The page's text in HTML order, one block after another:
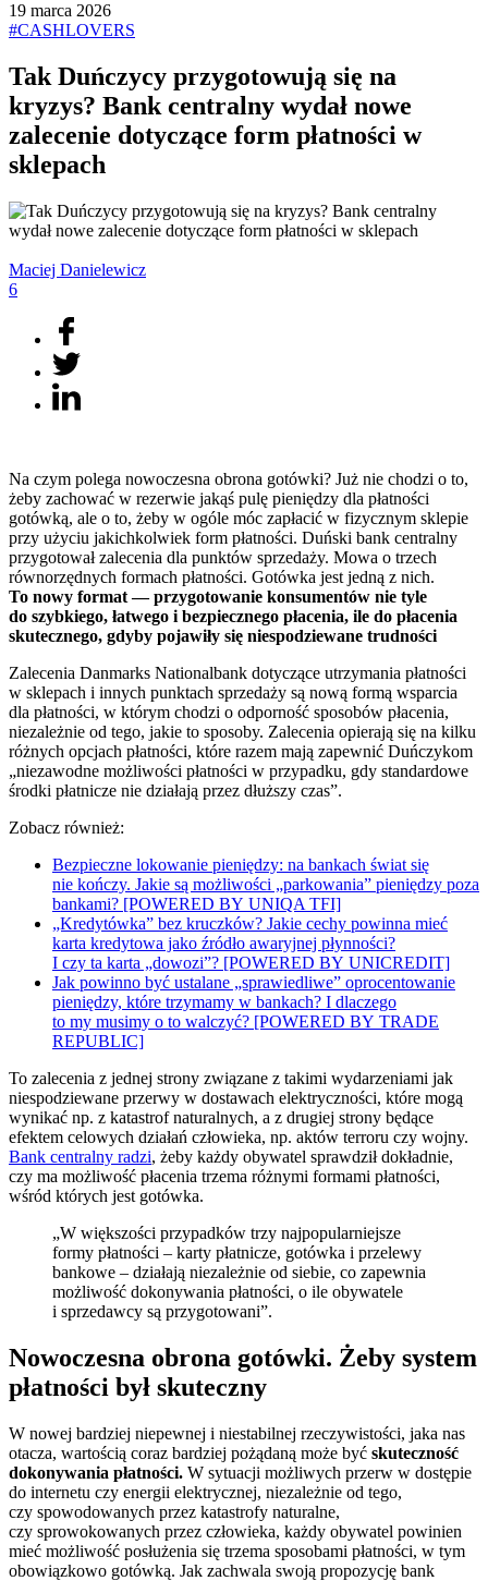
19 marca 2026
#CASHLOVERS
Tak Duńczycy przygotowują się na
kryzys? Bank centralny wydał nowe
zalecenie dotyczące form płatności w
sklepach
Maciej Danielewicz
6
Na czym polega nowoczesna obrona gotówki? Już nie chodzi o to,
żeby zachować w rezerwie jakąś pulę pieniędzy dla płatności
gotówką, ale o to, żeby w ogóle móc zapłacić w fizycznym sklepie
przy użyciu jakichkolwiek form płatności. Duński bank centralny
przygotował zalecenia dla punktów sprzedaży. Mowa o trzech
równorzędnych formach płatności. Gotówka jest jedną z nich.
To nowy format — przygotowanie konsumentów nie tyle
do szybkiego, łatwego i bezpiecznego płacenia, ile do płacenia
skutecznego, gdyby pojawiły się niespodziewane trudności
Zalecenia Danmarks Nationalbank dotyczące utrzymania płatności
w sklepach i innych punktach sprzedaży są nową formą wsparcia
dla płatności, w którym chodzi o odporność sposobów płacenia,
niezależnie od tego, jakie to sposoby. Zalecenia opierają się na kilku
różnych opcjach płatności, które razem mają zapewnić Duńczykom
„niezawodne możliwości płatności w przypadku, gdy standardowe
środki płatnicze nie działają przez dłuższy czas”.
Zobacz również:
Bezpieczne lokowanie pieniędzy: na bankach świat się
nie kończy. Jakie są możliwości „parkowania” pieniędzy poza
bankami? [POWERED BY UNIQA TFI]
„Kredytówka” bez kruczków? Jakie cechy powinna mieć
karta kredytowa jako źródło awaryjnej płynności?
I czy ta karta „dowozi”? [POWERED BY UNICREDIT]
Jak powinno być ustalane „sprawiedliwe” oprocentowanie
pieniędzy, które trzymamy w bankach? I dlaczego
to my musimy o to walczyć? [POWERED BY TRADE
REPUBLIC]
To zalecenia z jednej strony związane z takimi wydarzeniami jak
niespodziewane przerwy w dostawach elektryczności, które mogą
wynikać np. z katastrof naturalnych, a z drugiej strony będące
efektem celowych działań człowieka, np. aktów terroru czy wojny.
Bank centralny radzi, żeby każdy obywatel sprawdził dokładnie,
czy ma możliwość płacenia trzema różnymi formami płatności,
wśród których jest gotówka.
„W większości przypadków trzy najpopularniejsze
formy płatności – karty płatnicze, gotówka i przelewy
bankowe – działają niezależnie od siebie, co zapewnia
możliwość dokonywania płatności, o ile obywatele
i sprzedawcy są przygotowani”.
Nowoczesna obrona gotówki. Żeby system
płatności był skuteczny
W nowej bardziej niepewnej i niestabilnej rzeczywistości, jaka nas
otacza, wartością coraz bardziej pożądaną może być skuteczność
dokonywania płatności. W sytuacji możliwych przerw w dostępie
do internetu czy energii elektrycznej, niezależnie od tego,
czy spowodowanych przez katastrofy naturalne,
czy sprowokowanych przez człowieka, każdy obywatel powinien
mieć możliwość posłużenia się trzema sposobami płatności, w tym
obowiązkowo gotówką. Jak zachwala swoją propozycję bank